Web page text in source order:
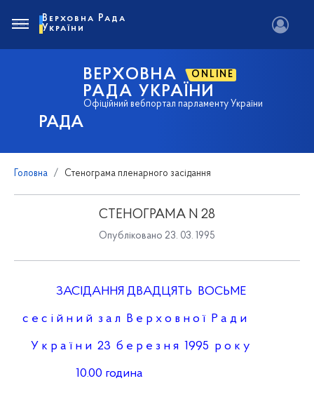
РАДА
ВЕРХОВНА ONLINE
РАДА УКРАЇНИ
Офіційний вебпортал парламенту України
Верховна Рада
України
Головна Стенограма пленарного засідання
СТЕНОГРАМА N 28
Опубліковано 23. 03. 1995
ЗАСІДАННЯ ДВАДЦЯТЬ ВОСЬМЕ
с е с і й н и й з а л В е р х о в н о ї Р а д и
У к р а ї н и 23 б е р е з н я 1995 р о к у
10.00 година